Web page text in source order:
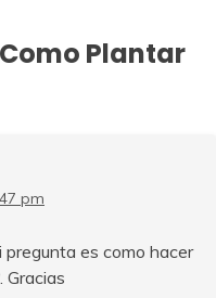
Como Plantar
pm
pregunta es como hacer
Gracias